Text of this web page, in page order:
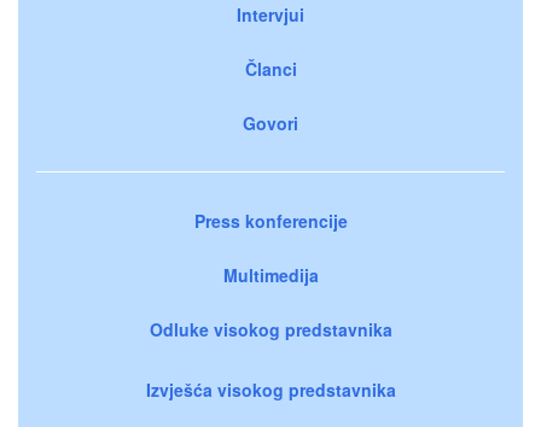
Intervjui
Članci
Govori
Press konferencije
Multimedija
Odluke visokog predstavnika
Izvješća visokog predstavnika